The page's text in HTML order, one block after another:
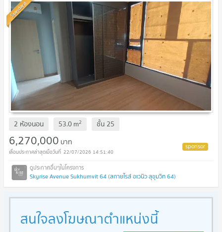
Standard
2 ห้องนอน 53.0m2 ชั้น 25
6,270,000 บาท
22/07/2026 14:51:40
Skyrise Avenue Sukhumvit 64 (สกายไรส์ อเวนิว สุขุมวิท 64)